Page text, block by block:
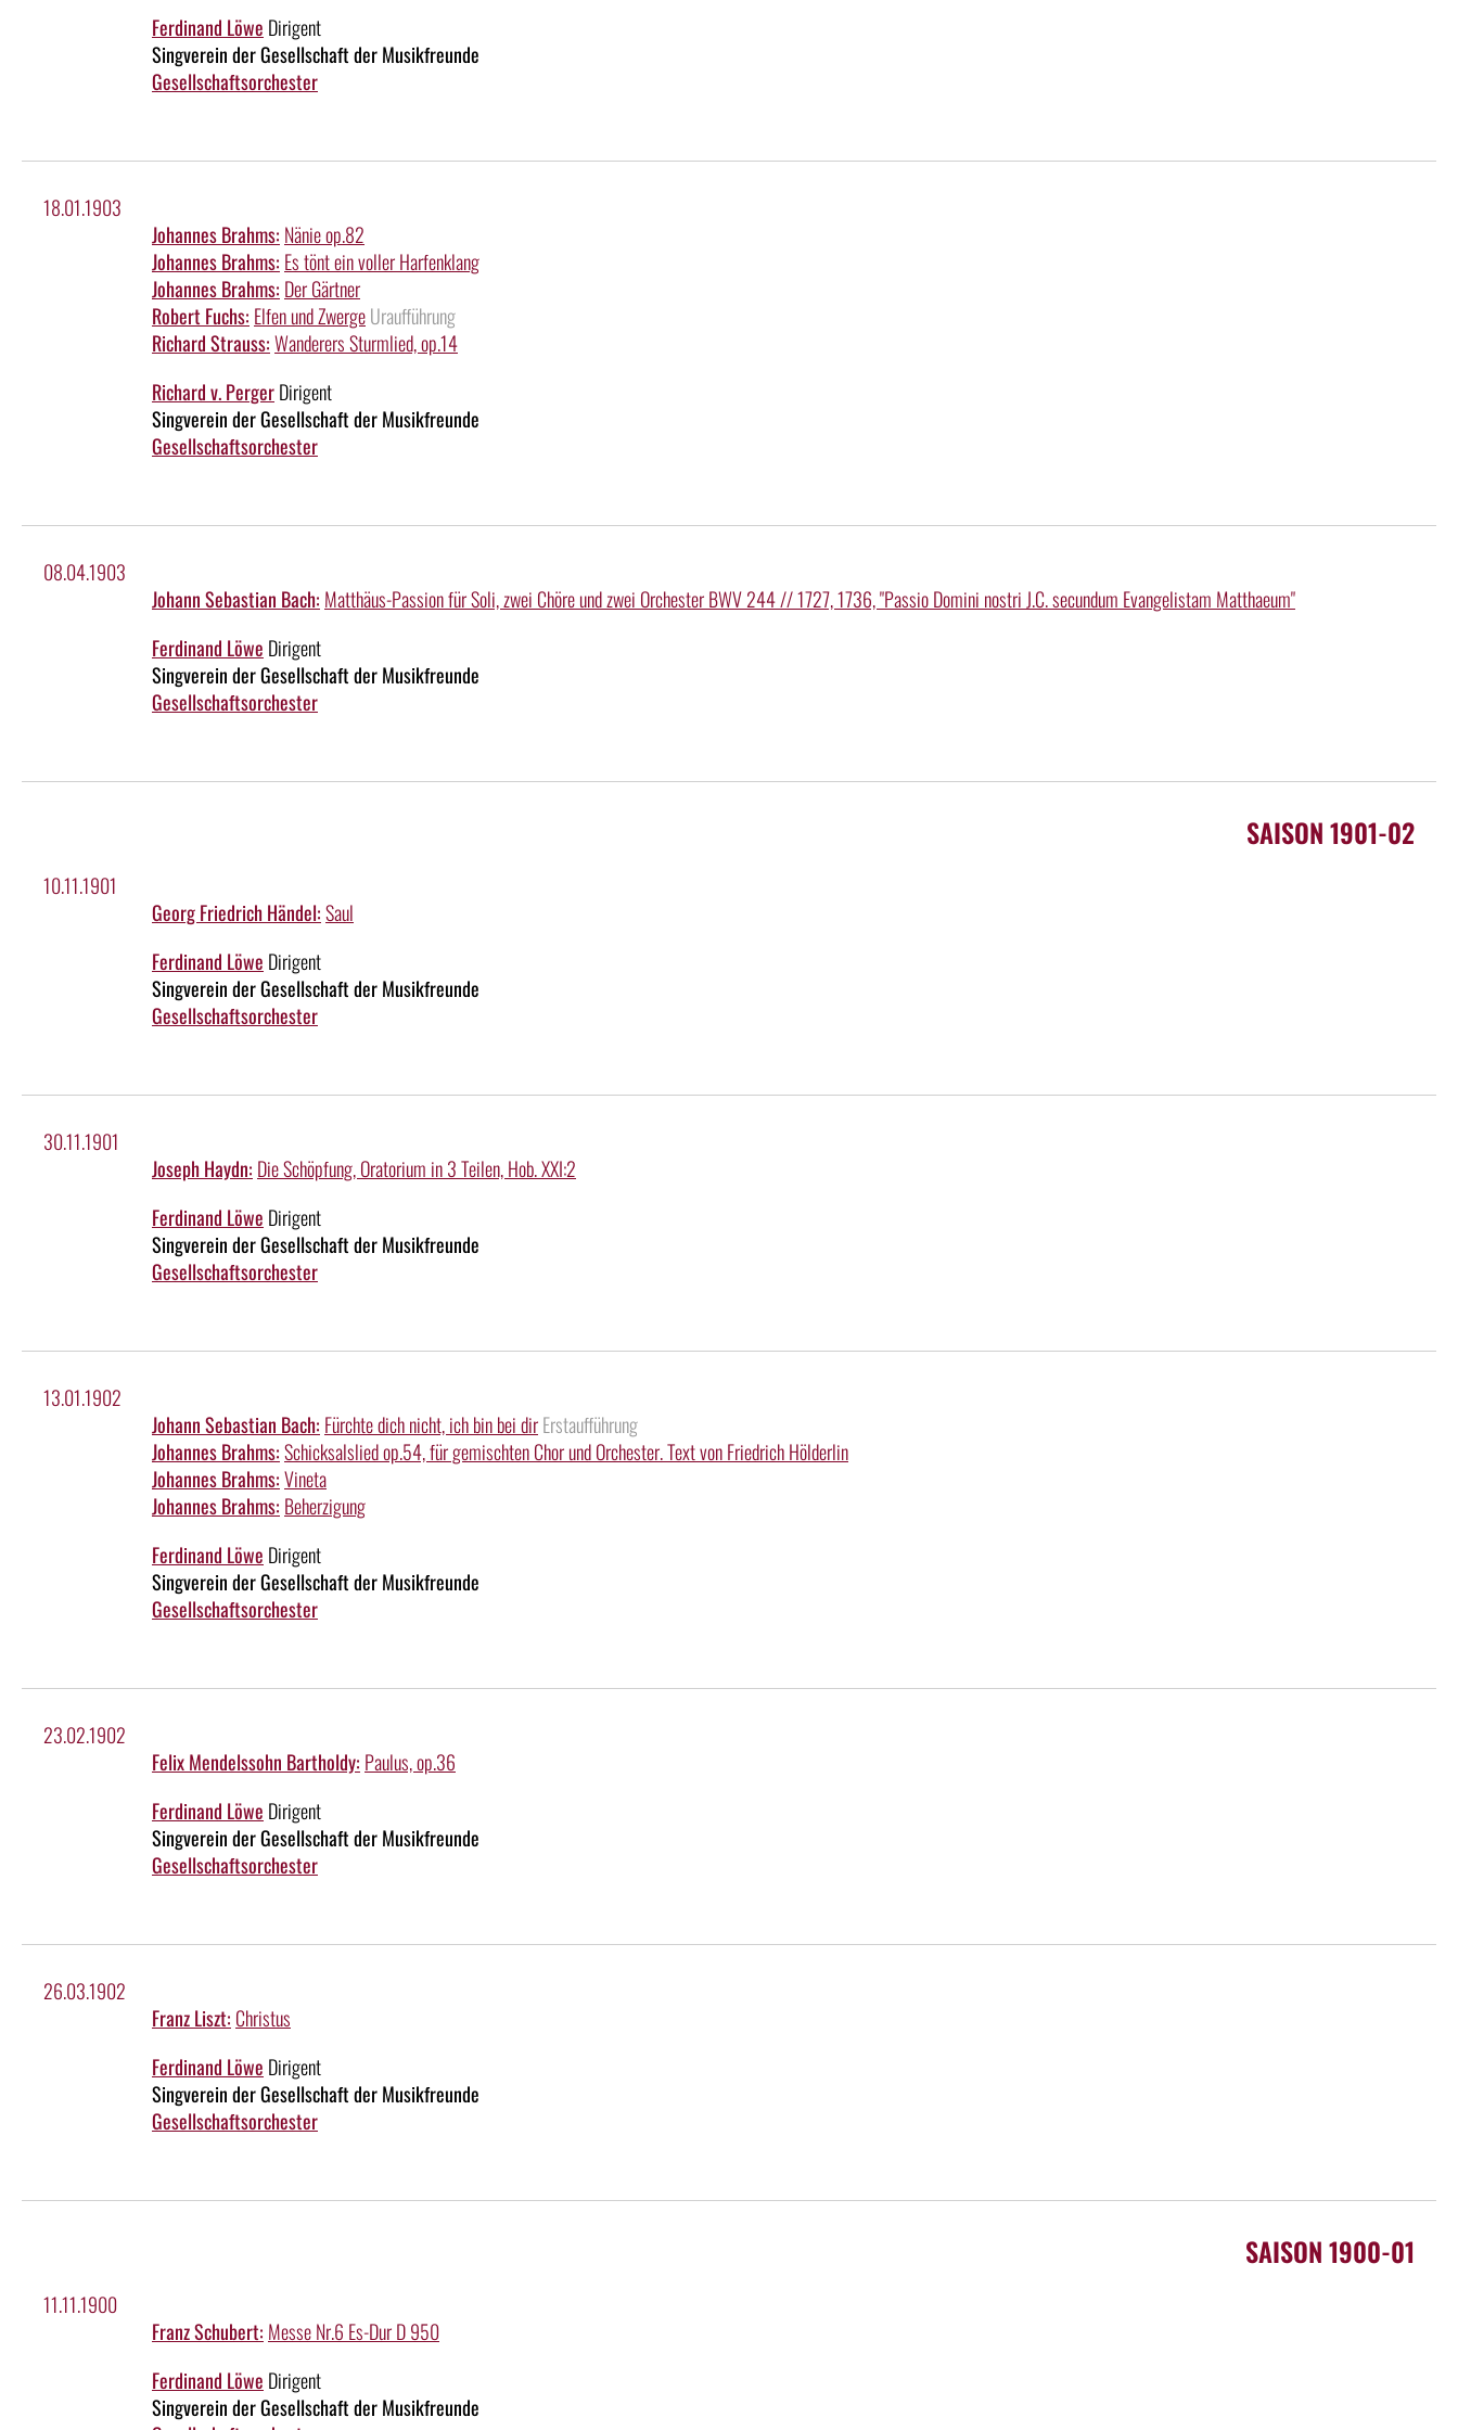
Ferdinand Löwe Dirigent
Singverein der Gesellschaft der Musikfreunde
Gesellschaftsorchester
18.01.1903
Johannes Brahms: Nänie op.82
Johannes Brahms: Es tönt ein voller Harfenklang
Johannes Brahms: Der Gärtner
Robert Fuchs: Elfen und ZwergeUraufführung
Richard Strauss:Wanderers Sturmlied, op.14
Richard v. PergerDirigent
Singverein der Gesellschaft der Musikfreunde
Gesellschaftsorchester
08.04.1903
Johann Sebastian Bach: Matthäus-Passion für Soli, zwei Chöre und zwei Orchester BWV 244 // 1727, 1736, "Passio Domini nostri J.C. secundum Evangelistam Matthaeum"
Ferdinand Löwe Dirigent
Singverein der Gesellschaft der Musikfreunde
Gesellschaftsorchester
SAISON 1901-02
10.11.1901
Georg Friedrich Händel:Saul
Ferdinand Löwe Dirigent
Singverein der Gesellschaft der Musikfreunde
Gesellschaftsorchester
30.11.1901
Joseph Haydn: Die Schöpfung, Oratorium in 3 Teilen, Hob. XXI:2
Ferdinand Löwe Dirigent
Singverein der Gesellschaft der Musikfreunde
Gesellschaftsorchester
13.01.1902
Johann Sebastian Bach: Fürchte dich nicht, ich bin bei dirErstaufführung
Johannes Brahms:Schicksalslied op.54, für gemischten Chor und Orchester. Text von Friedrich Hölderlin
Johannes Brahms:Vineta
Johannes Brahms: Beherzigung
Ferdinand Löwe Dirigent
Singverein der Gesellschaft der Musikfreunde
Gesellschaftsorchester
23.02.1902
Felix Mendelssohn Bartholdy: Paulus, op.36
Ferdinand Löwe Dirigent
Singverein der Gesellschaft der Musikfreunde
Gesellschaftsorchester
26.03.1902
Franz Liszt: Christus
Ferdinand Löwe Dirigent
Singverein der Gesellschaft der Musikfreunde
Gesellschaftsorchester
SAISON 1900-01
11.11.1900
Franz Schubert: Messe Nr.6 Es-Dur D 950
Ferdinand Löwe Dirigent
Singverein der Gesellschaft der Musikfreunde